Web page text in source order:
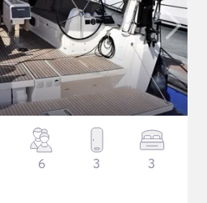
6 3 3